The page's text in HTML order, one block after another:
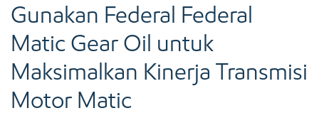
Gunakan Federal Federal
Matic Gear Oil untuk
Maksimalkan Kinerja Transmisi
Motor Matic